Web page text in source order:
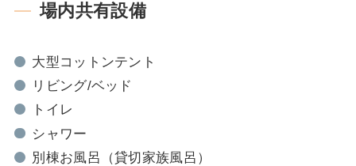
場内共有設備
大型コットンテント
リビング/ベッド
トイレ
シャワー
別棟お風呂（貸切家族風呂）